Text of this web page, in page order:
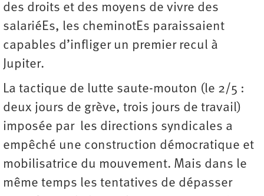
des droits et des moyens de vivre des
salariéEs, les cheminotEs paraissaient
capables d’infliger un premier recul à
Jupiter.
La tactique de lutte saute-mouton (le 2/5 :
deux jours de grève, trois jours de travail)
imposée par les directions syndicales a
empêché une construction démocratique et
mobilisatrice du mouvement. Mais dans le
même temps les tentatives de dépasser